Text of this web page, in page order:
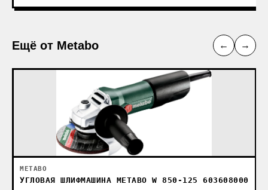
Ещё от Metabo ← →
METABO
УГЛОВАЯ ШЛИФМАШИНА METABO W 850-125 603608000